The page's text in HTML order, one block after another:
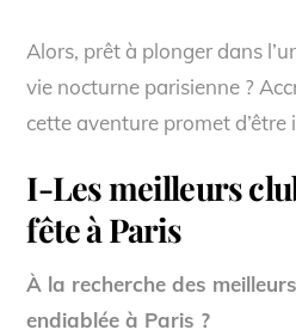
Alors, prêt à plonger dans
vie nocturne parisienne ?
cette aventure promet d’être
I-Les meilleurs
fête à Paris
À la recherche des
endiablée à Paris ?